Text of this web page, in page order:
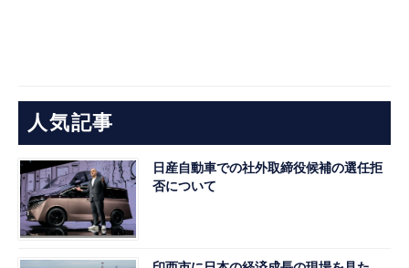
人気記事
日産自動車での社外取締役候補の選任拒
否について